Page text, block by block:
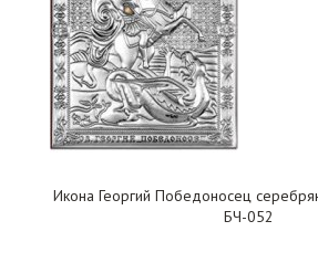
Икона Георгий Победоносец
БЧ-052